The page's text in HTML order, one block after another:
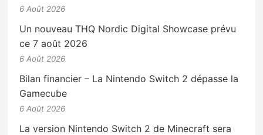
6 Août 2026
Un nouveau THQ Nordic Digital Showcase prévu
ce 7 août 2026
6 Août 2026
Bilan financier – La Nintendo Switch 2 dépasse la
Gamecube
6 Août 2026
La version Nintendo Switch 2 de Minecraft sera